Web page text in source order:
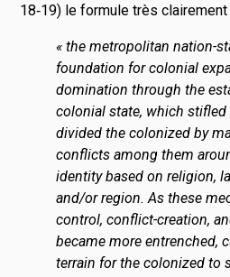
18‑19) le formule très clairement
« the metropolitan nation-
foundation for colonial
domination through the
colonial state, which stifled
divided the colonized by
conflicts among them
identity based on religion,
and/or region. As these
control, conflict-creation,
became more entrenched,
terrain for the colonized to